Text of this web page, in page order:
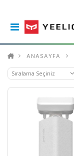
ANASAYFA